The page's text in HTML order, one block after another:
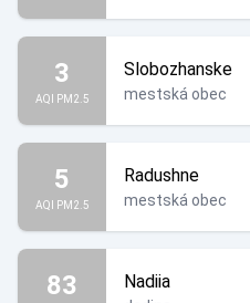
3
AQI PM2.5
Slobozhanske
mestská obec
5
AQI PM2.5
Radushne
mestská obec
83 Nadiia